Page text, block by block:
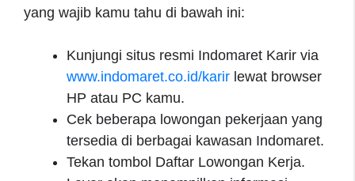
yang wajib kamu tahu di bawah ini:
Kunjungi situs resmi Indomaret Karir via
www.indomaret.co.id/karir lewat browser
HP atau PC kamu.
Cek beberapa lowongan pekerjaan yang
tersedia di berbagai kawasan Indomaret.
Tekan tombol Daftar Lowongan Kerja.